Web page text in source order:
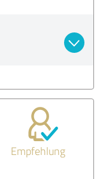
Empfehlung